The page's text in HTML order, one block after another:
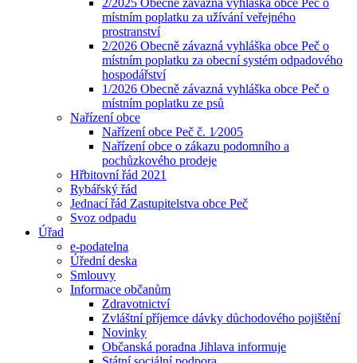
místním poplatku za užívání veřejného
prostranství
2/2026 Obecně závazná vyhláška obce Peč o
místním poplatku za obecní systém odpadového
hospodářství
1/2026 Obecně závazná vyhláška obce Peč o
místním poplatku ze psů
Nařízení obce
Nařízení obce Peč č. 1⁄2005
Nařízení obce o zákazu podomního a
pochůzkového prodeje
Hřbitovní řád 2021
Rybářský řád
Jednací řád Zastupitelstva obce Peč
Svoz odpadu
Úřad
e-podatelna
Úřední deska
Smlouvy
Informace občanům
Zdravotnictví
Zvláštní příjemce dávky důchodového pojištění
Novinky
Občanská poradna Jihlava informuje